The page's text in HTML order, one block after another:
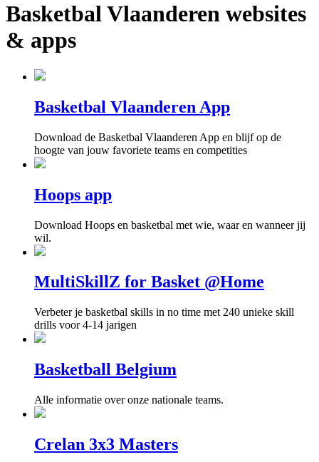
Basketbal Vlaanderen websites
& apps
Basketbal Vlaanderen App
Download de Basketbal Vlaanderen App en blijf op de
hoogte van jouw favoriete teams en competities
Hoops app
Download Hoops en basketbal met wie, waar en wanneer jij
wil.
MultiSkillZ for Basket @Home
Verbeter je basketbal skills in no time met 240 unieke skill
drills voor 4-14 jarigen
Basketball Belgium
Alle informatie over onze nationale teams.
Crelan 3x3 Masters